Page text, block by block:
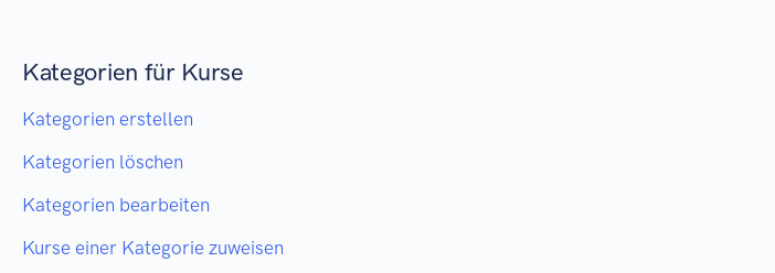
Kategorien für Kurse
Kategorien erstellen
Kategorien löschen
Kategorien bearbeiten
Kurse einer Kategorie zuweisen